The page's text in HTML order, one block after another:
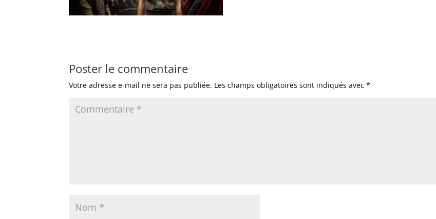
Poster le commentaire
Votre adresse e-mail ne sera pas publiée. Les champs obligatoires sont indiqués avec*